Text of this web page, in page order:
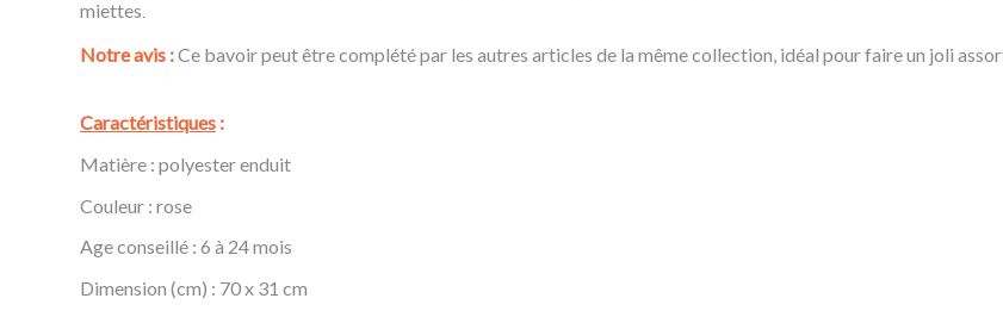
miettes.
Notre avis :Ce bavoir peut être complété par les autres articles de la même collection, idéal pour faire un joli
Caractéristiques :
Matière : polyester enduit
Couleur : rose
Age conseillé : 6 à 24 mois
Dimension (cm) : 70 x 31 cm